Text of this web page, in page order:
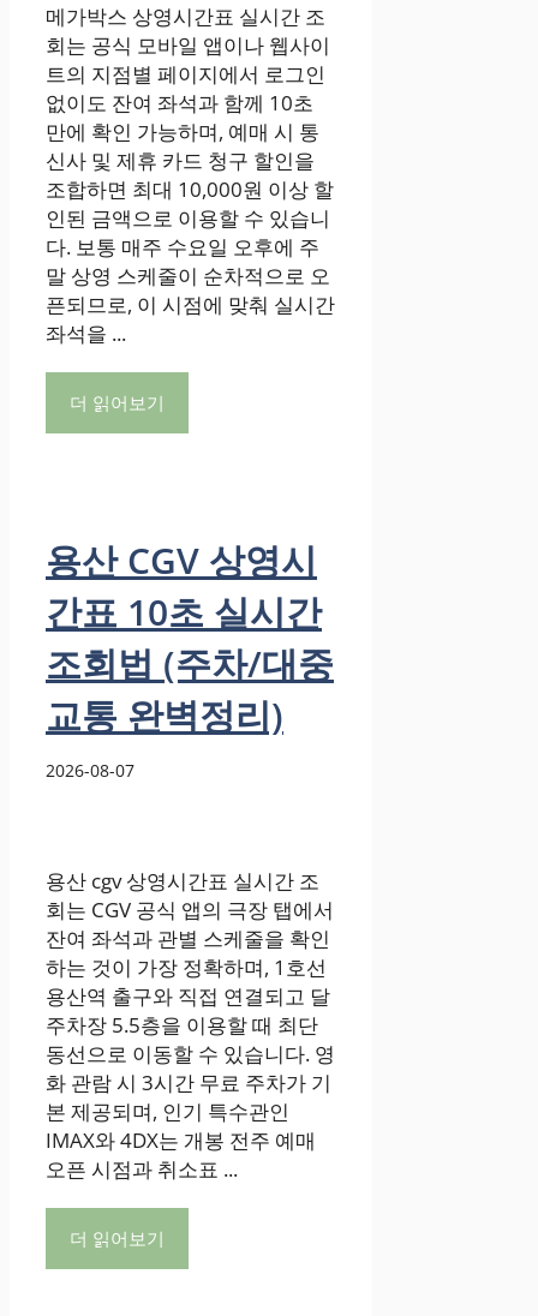
메가박스 상영시간표 실시간 조
회는 공식 모바일 앱이나 웹사이
트의 지점별 페이지에서 로그인
없이도 잔여 좌석과 함께 10초
만에 확인 가능하며, 예매 시 통
신사 및 제휴 카드 청구 할인을
조합하면 최대 10,000원 이상 할
인된 금액으로 이용할 수 있습니
다. 보통 매주 수요일 오후에 주
말 상영 스케줄이 순차적으로 오
픈되므로, 이 시점에 맞춰 실시간
좌석을 ...
더 읽어보기
용산 CGV 상영시
간표 10초 실시간
조회법 (주차/대중
교통 완벽정리)
2026-08-07
용산 cgv 상영시간표 실시간 조
회는 CGV 공식 앱의 극장 탭에서
잔여 좌석과 관별 스케줄을 확인
하는 것이 가장 정확하며, 1호선
용산역 출구와 직접 연결되고 달
주차장 5.5층을 이용할 때 최단
동선으로 이동할 수 있습니다. 영
화 관람 시 3시간 무료 주차가 기
본 제공되며, 인기 특수관인
IMAX와 4DX는 개봉 전주 예매
오픈 시점과 취소표 ...
더 읽어보기